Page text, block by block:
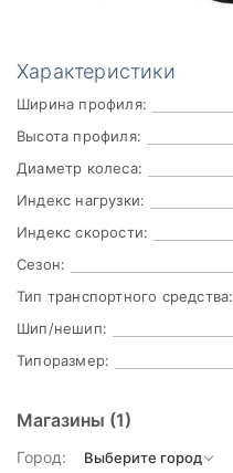
Характеристики
Ширина профиля:
Высота профиля:
Диаметр колеса:
Индекс нагрузки:
Индекс скорости:
Сезон:
Тип транспортного средства:
Шип/нешип:
Типоразмер:
Магазины (1)
Город: